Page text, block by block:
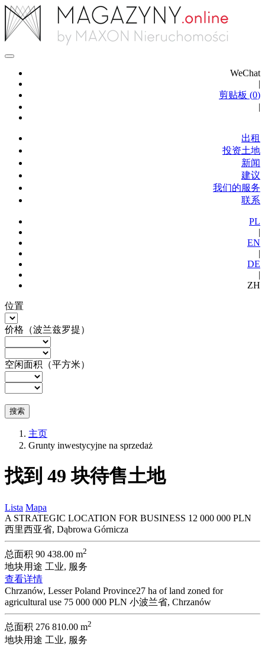
WeChat
|
剪贴板 (0)
|
出租
投资土地
新闻
建议
我们的服务
联系
PL
|
EN
|
DE
|
ZH
位置
价格（波兰兹罗提）
空闲面积（平方米）
搜索
主页
Grunty inwestycyjne na sprzedaż
找到 49 块待售土地
Lista Mapa
A STRATEGIC LOCATION FOR BUSINESS 12 000 000 PLN
西里西亚省, Dąbrowa Górnicza
总面积 90 438.00 m2
地块用途 工业, 服务
查看详情
Chrzanów, Lesser Poland Province27 ha of land zoned for
agricultural use 75 000 000 PLN 小波兰省, Chrzanów
总面积 276 810.00 m2
地块用途 工业, 服务